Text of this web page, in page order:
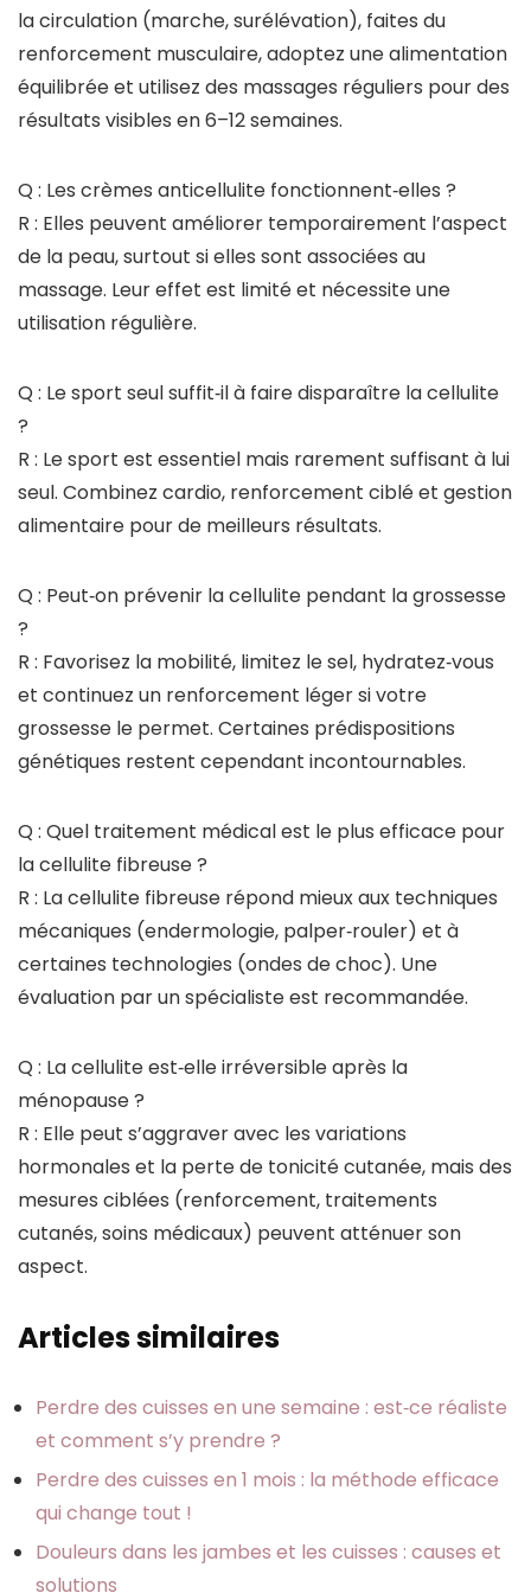
la circulation (marche, surélévation), faites du
renforcement musculaire, adoptez une alimentation
équilibrée et utilisez des massages réguliers pour des
résultats visibles en 6–12 semaines.
Q : Les crèmes anticellulite fonctionnent‑elles ?
R : Elles peuvent améliorer temporairement l’aspect
de la peau, surtout si elles sont associées au
massage. Leur effet est limité et nécessite une
utilisation régulière.
Q : Le sport seul suffit‑il à faire disparaître la cellulite
?
R : Le sport est essentiel mais rarement suffisant à lui
seul. Combinez cardio, renforcement ciblé et gestion
alimentaire pour de meilleurs résultats.
Q : Peut‑on prévenir la cellulite pendant la grossesse
?
R : Favorisez la mobilité, limitez le sel, hydratez‑vous
et continuez un renforcement léger si votre
grossesse le permet. Certaines prédispositions
génétiques restent cependant incontournables.
Q : Quel traitement médical est le plus efficace pour
la cellulite fibreuse ?
R : La cellulite fibreuse répond mieux aux techniques
mécaniques (endermologie, palper‑rouler) et à
certaines technologies (ondes de choc). Une
évaluation par un spécialiste est recommandée.
Q : La cellulite est‑elle irréversible après la
ménopause ?
R : Elle peut s’aggraver avec les variations
hormonales et la perte de tonicité cutanée, mais des
mesures ciblées (renforcement, traitements
cutanés, soins médicaux) peuvent atténuer son
aspect.
Articles similaires
Perdre des cuisses en une semaine : est‑ce réaliste
et comment s’y prendre ?
Perdre des cuisses en 1 mois : la méthode efficace
qui change tout !
Douleurs dans les jambes et les cuisses : causes et
solutions